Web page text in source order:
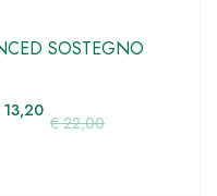
SOSTEGNO
€22,00
13,20